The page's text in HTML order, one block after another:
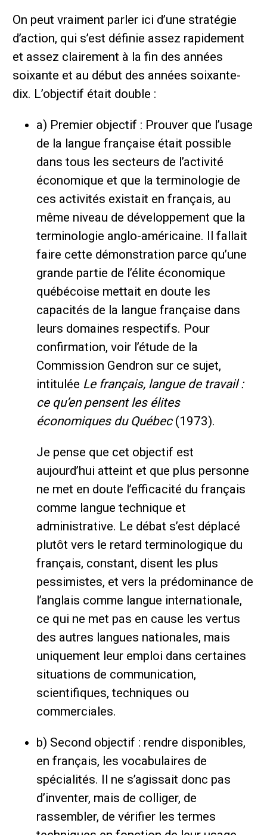
On peut vraiment parler ici d’une stratégie
d’action, qui s’est définie assez rapidement
et assez clairement à la fin des années
soixante et au début des années soixante-
dix. L’objectif était double :
a) Premier objectif : Prouver que l’usage
de la langue française était possible
dans tous les secteurs de l’activité
économique et que la terminologie de
ces activités existait en français, au
même niveau de développement que la
terminologie anglo-américaine. Il fallait
faire cette démonstration parce qu’une
grande partie de l’élite économique
québécoise mettait en doute les
capacités de la langue française dans
leurs domaines respectifs. Pour
confirmation, voir l’étude de la
Commission Gendron sur ce sujet,
intitulée Le français, langue de travail :
ce qu’en pensent les élites
économiques du Québec(1973).
Je pense que cet objectif est
aujourd’hui atteint et que plus personne
ne met en doute l’efficacité du français
comme langue technique et
administrative. Le débat s’est déplacé
plutôt vers le retard terminologique du
français, constant, disent les plus
pessimistes, et vers la prédominance de
l’anglais comme langue internationale,
ce qui ne met pas en cause les vertus
des autres langues nationales, mais
uniquement leur emploi dans certaines
situations de communication,
scientifiques, techniques ou
commerciales.
b) Second objectif : rendre disponibles,
en français, les vocabulaires de
spécialités. Il ne s’agissait donc pas
d’inventer, mais de colliger, de
rassembler, de vérifier les termes